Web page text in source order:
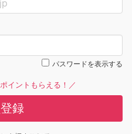
パスワードを表示する
イントもらえる！／
録